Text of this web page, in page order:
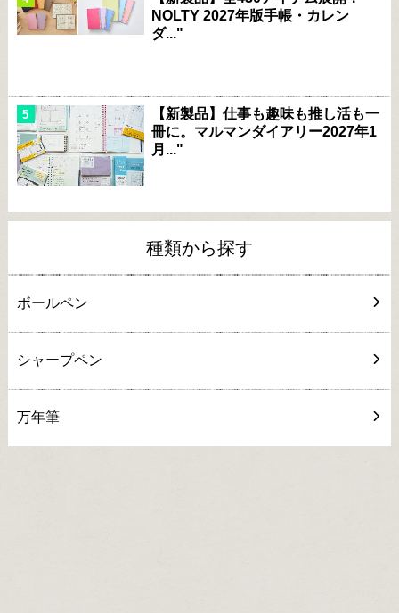
NOLTY 2027年版手帳・カレン
ダ..."
【新製品】仕事も趣味も推し活も一
冊に。マルマンダイアリー2027年1
月..."
種類から探す
ボールペン
シャープペン
万年筆